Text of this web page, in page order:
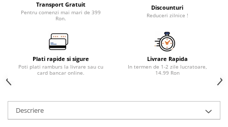
Transport Gratuit
Pentru comenzi mai mari de 399
Ron.
Discounturi
Reduceri zilnice !
Plati rapide si sigure
Poti plati ramburs la livrare sau cu
card bancar online.
Livrare Rapida
In termen de 1-2 zile lucratoare,
14.99 Ron
Descriere